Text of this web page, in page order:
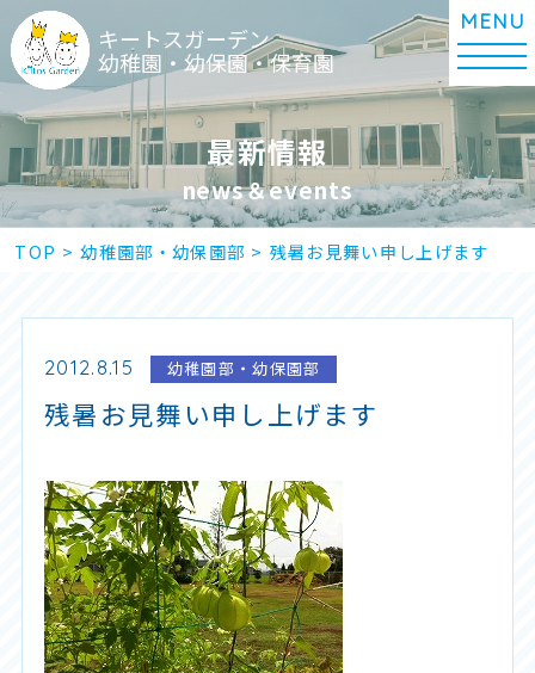
キートスガーデン
幼稚園・幼保園・保育園
最新情報
news＆events
TOP > 幼稚園部・幼保園部 > 残暑お見舞い申し上げます
2012.8.15 幼稚園部・幼保園部
残暑お見舞い申し上げます